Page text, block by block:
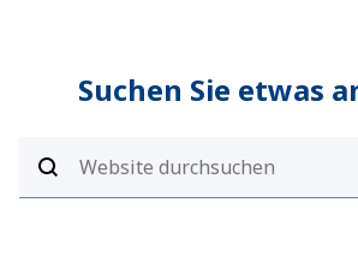
Suchen Sie etwas